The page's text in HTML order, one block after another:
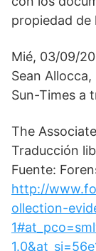
propiedad de
Mié, 03/09/
Sean
Sun-Times a
The
Traducción
Fuente:
http://
ollection-